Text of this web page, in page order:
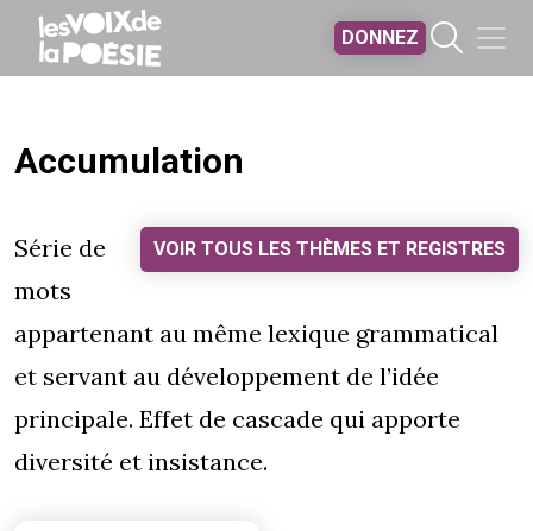
DONNEZ
Accumulation
VOIR TOUS LES THÈMES ET REGISTRES
Série de
mots
appartenant au même lexique grammatical
et servant au développement de l’idée
principale. Effet de cascade qui apporte
diversité et insistance.